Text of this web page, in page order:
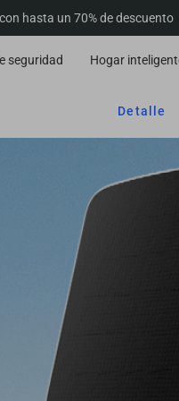
hasta un 70% de descuento
seguridad Hogar
Detalle